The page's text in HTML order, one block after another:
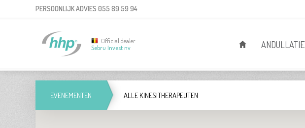
PERSOONLIJK ADVIES 055 89 59 94
Official dealer
Sebru Invest nv
ANDULLATIE
EVENEMENTEN ALLE KINESITHERAPEUTEN